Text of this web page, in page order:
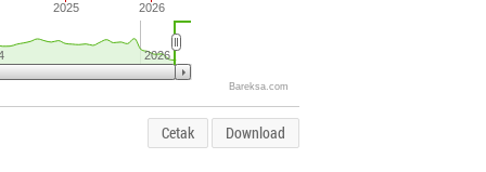
2025 2026
2026
Bareksa.com
Cetak Download